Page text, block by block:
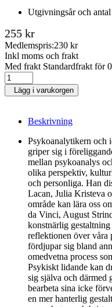
Utgivningsår och
255 kr
Medlemspris:230 kr
Inkl moms och frakt
Med frakt Standardfrakt för
Lägg i varukorgen
Beskrivning
Psykoanalytikern och
griper sig i
mellan psykoanalys
olika perspektiv,
och personliga. Han
Lacan, Julia Kristeva
område kan lära oss
da Vinci, August
konstnärlig
reflektionen över våra
fördjupar sig bland
omedvetna process
Psykiskt lidande kan
sig själva och därmed
bearbeta sina icke
en mer hanterlig